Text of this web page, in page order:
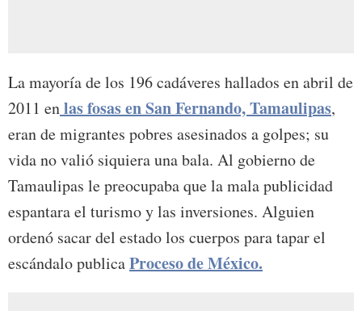
La mayoría de los 196 cadáveres hallados en abril de
2011 enlas fosas en San Fernando, Tamaulipas,
eran de migrantes pobres asesinados a golpes; su
vida no valió siquiera una bala. Al gobierno de
Tamaulipas le preocupaba que la mala publicidad
espantara el turismo y las inversiones. Alguien
ordenó sacar del estado los cuerpos para tapar el
escándalo publicaProceso de México.